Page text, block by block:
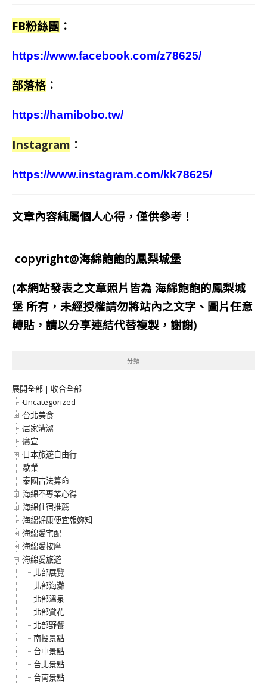
FB粉絲團 ：
https://www.facebook.com/z78625/
部落格 ：
https://hamibobo.tw/
Instagram ：
https://www.instagram.com/kk78625/
文章內容純屬個人心得，僅供參考！
copyright@海綿飽飽的鳳梨城堡
(本網站發表之文章照片皆為 海綿飽飽的鳳梨城
堡 所有，未經授權請勿將站內之文字、圖片任意
轉貼，請以分享連結代替複製，謝謝)
分類
展開全部 | 收合全部
Uncategorized
台北美食
居家清潔
廣宣
日本旅遊自由行
歇業
泰國古法算命
海綿不專業心得
海綿住宿推薦
海綿好康便宜報妳知
海綿愛宅配
海綿愛按摩
海綿愛旅遊
北部展覽
北部海灘
北部溫泉
北部賞花
北部野餐
南投景點
台中景點
台北景點
台南景點